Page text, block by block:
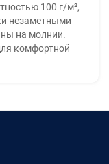
100 г/м²,
незаметными
на молнии.
комфортной